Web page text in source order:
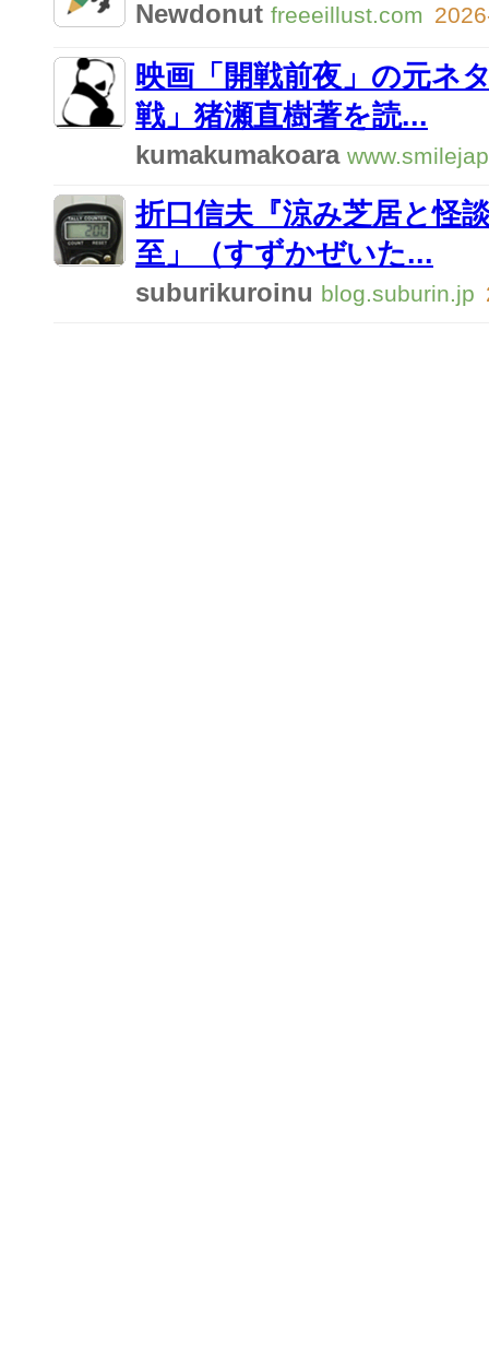
Newdonut freeeillust.com
映画「開戦前夜」の元ネ
戦」猪瀬直樹著を読...
kumakumakoara
折口信夫『涼み芝居と怪
至」（すずかぜいた...
suburikuroinu blog.suburin.jp